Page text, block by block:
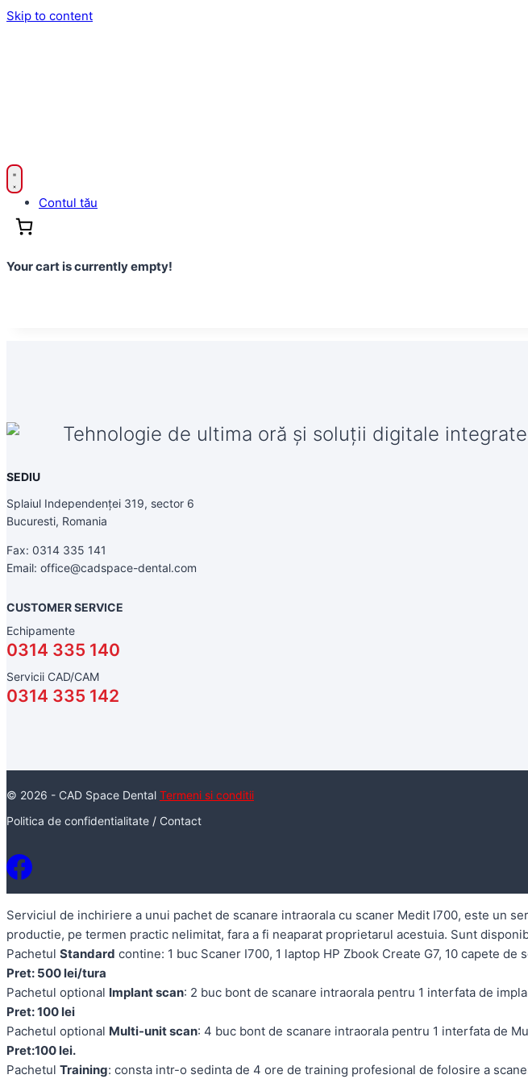
Skip to content
Contul tău
Your cart is currently empty!
Tehnologie de ultima oră și soluții digitale
SEDIU
Splaiul Independenței 319, sector 6
Bucuresti, Romania
Fax: 0314 335 141
Email: office@cadspace-dental.com
CUSTOMER SERVICE
Echipamente
0314 335 140
Servicii CAD/CAM
0314 335 142
© 2026 - CAD Space Dental Termeni si conditii
Politica de confidentialitate / Contact
Serviciul de inchiriere a unui pachet de scanare intraorala cu scaner Medit I700, este un
productie, pe termen practic nelimitat, fara a fi neaparat proprietarul acestuia. Sunt
Pachetul Standard contine: 1 buc Scaner I700, 1 laptop HP Zbook Create G7, 10 capete de
Pret: 500 lei/tura
Pachetul optional Implant scan: 2 buc bont de scanare intraorala pentru 1 interfata de
Pret: 100 lei
Pachetul optional Multi-unit scan: 4 buc bont de scanare intraorala pentru 1 interfata de
Pret:100 lei.
Pachetul Training: consta intr-o sedinta de 4 ore de training profesional de folosire a